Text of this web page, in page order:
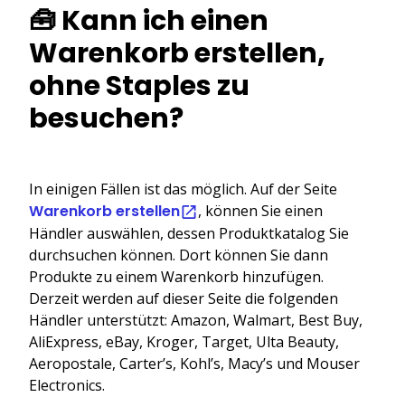
🧰 Kann ich einen
Warenkorb erstellen,
ohne Staples zu
besuchen?
In einigen Fällen ist das möglich. Auf der Seite
Warenkorb erstellen
, können Sie einen
Händler auswählen, dessen Produktkatalog Sie
durchsuchen können. Dort können Sie dann
Produkte zu einem Warenkorb hinzufügen.
Derzeit werden auf dieser Seite die folgenden
Händler unterstützt: Amazon, Walmart, Best Buy,
AliExpress, eBay, Kroger, Target, Ulta Beauty,
Aeropostale, Carter’s, Kohl’s, Macy’s und Mouser
Electronics.